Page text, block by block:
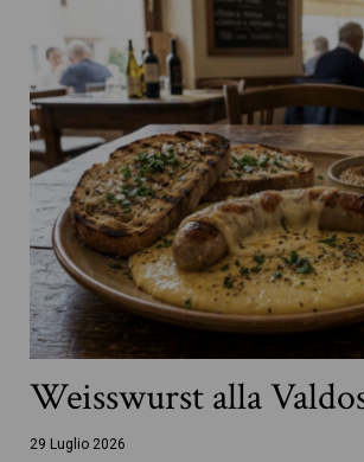
Weisswurst alla
29 Luglio 2026